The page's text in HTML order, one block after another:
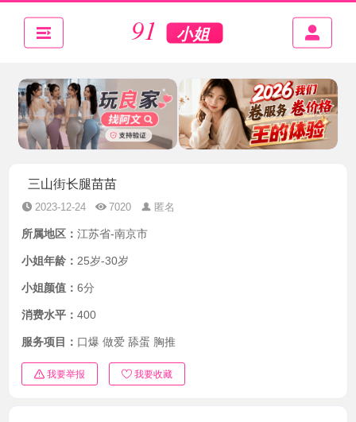
三山街长腿苗苗
2023-12-24 7020 匿名
所属地区： 江苏省-南京市
小姐年龄： 25岁-30岁
小姐颜值： 6分
消费水平： 400
服务项目： 口爆 做爱 舔蛋 胸推
我要举报 我要收藏